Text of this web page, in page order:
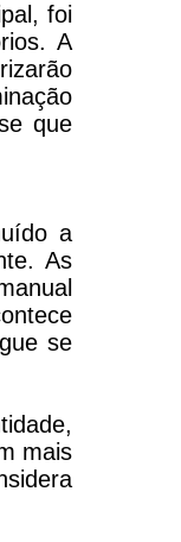
foi
A
que
a
As
se
mais